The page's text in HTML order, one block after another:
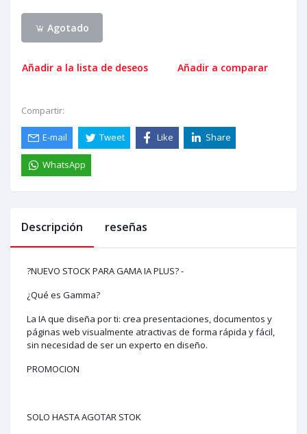
Agotado
Añadir a la lista de deseos Añadir a comparar
Compartir:
E-mail Tweet Like Share
WhatsApp
Descripción reseñas
?NUEVO STOCK PARA GAMA IA PLUS? -
¿Qué es Gamma?
La IA que diseña por ti: crea presentaciones, documentos y
páginas web visualmente atractivas de forma rápida y fácil,
sin necesidad de ser un experto en diseño.
PROMOCION
SOLO HASTA AGOTAR STOK